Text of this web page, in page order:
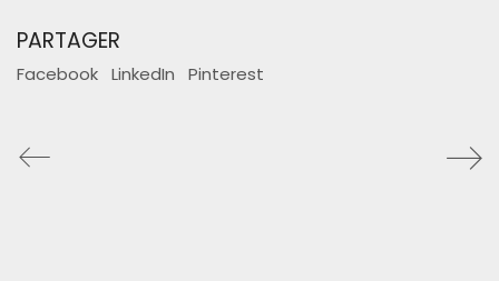
PARTAGER
Facebook LinkedIn Pinterest